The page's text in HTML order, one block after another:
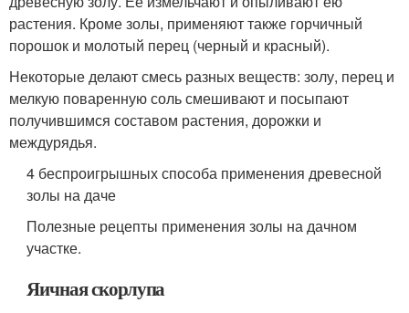
растения. Кроме золы, применяют также горчичный
порошок и молотый перец (черный и красный).
Некоторые делают смесь разных веществ: золу, перец и
мелкую поваренную соль смешивают и посыпают
получившимся составом растения, дорожки и
междурядья.
4 беспроигрышных способа применения древесной
золы на даче
Полезные рецепты применения золы на дачном
участке.
Яичная скорлупа